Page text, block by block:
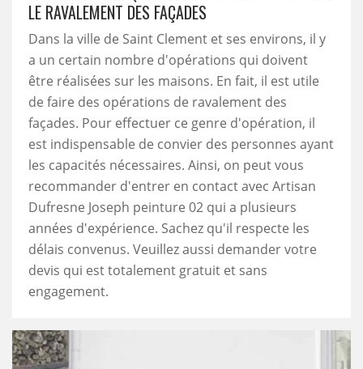
LE RAVALEMENT DES FAÇADES
Dans la ville de Saint Clement et ses environs, il y
a un certain nombre d'opérations qui doivent
être réalisées sur les maisons. En fait, il est utile
de faire des opérations de ravalement des
façades. Pour effectuer ce genre d'opération, il
est indispensable de convier des personnes ayant
les capacités nécessaires. Ainsi, on peut vous
recommander d'entrer en contact avec Artisan
Dufresne Joseph peinture 02 qui a plusieurs
années d'expérience. Sachez qu'il respecte les
délais convenus. Veuillez aussi demander votre
devis qui est totalement gratuit et sans
engagement.